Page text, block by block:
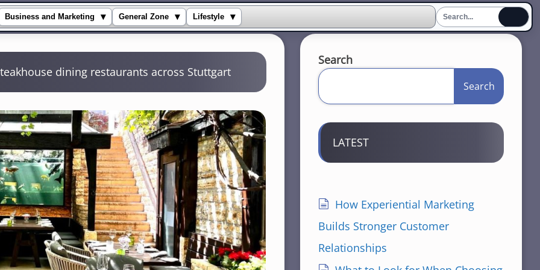
Business and Marketing ▾ General Zone ▾ Lifestyle ▾
dining restaurants across Stuttgart
Search
Search
LATEST
How Experiential Marketing
Builds Stronger Customer
Relationships